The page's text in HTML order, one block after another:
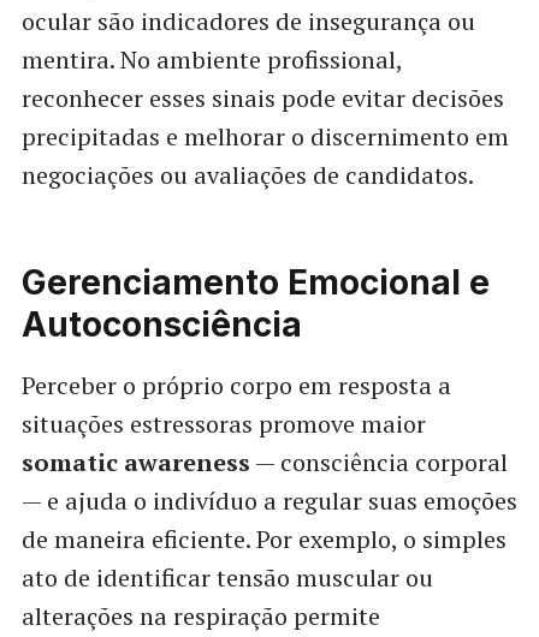
ocular são indicadores de insegurança ou
mentira. No ambiente profissional,
reconhecer esses sinais pode evitar decisões
precipitadas e melhorar o discernimento em
negociações ou avaliações de candidatos.
Gerenciamento Emocional e
Autoconsciência
Perceber o próprio corpo em resposta a
situações estressoras promove maior
somatic awareness — consciência corporal
— e ajuda o indivíduo a regular suas emoções
de maneira eficiente. Por exemplo, o simples
ato de identificar tensão muscular ou
alterações na respiração permite